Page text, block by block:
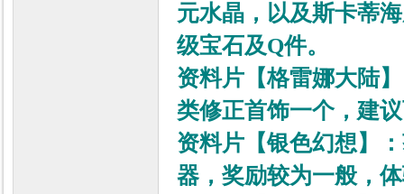
元水晶，以及斯卡蒂
级宝石及Q件。
资料片【格雷娜大陆
类修正首饰一个，建
资料片【银色幻想】
器，奖励较为一般，